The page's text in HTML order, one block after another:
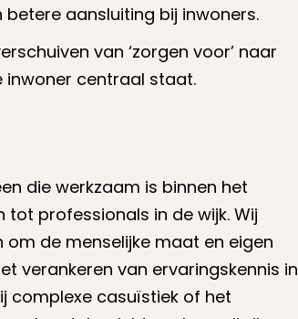
aansluiting bij inwoners.
van ‘zorgen voor’ naar
inwoner centraal staat.
die werkzaam is binnen het
professionals in de wijk. Wij
de menselijke maat en eigen
verankeren van ervaringskennis in
complexe casuïstiek of het